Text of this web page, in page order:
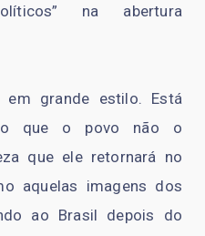
na abertura
em grande estilo. Está
que o povo não o
que ele retornará no
aquelas imagens dos
ao Brasil depois do